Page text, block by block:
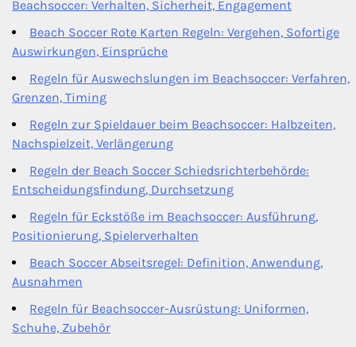
Beachsoccer: Verhalten, Sicherheit, Engagement
Beach Soccer Rote Karten Regeln: Vergehen, Sofortige
Auswirkungen, Einsprüche
Regeln für Auswechslungen im Beachsoccer: Verfahren,
Grenzen, Timing
Regeln zur Spieldauer beim Beachsoccer: Halbzeiten,
Nachspielzeit, Verlängerung
Regeln der Beach Soccer Schiedsrichterbehörde:
Entscheidungsfindung, Durchsetzung
Regeln für Eckstöße im Beachsoccer: Ausführung,
Positionierung, Spielerverhalten
Beach Soccer Abseitsregel: Definition, Anwendung,
Ausnahmen
Regeln für Beachsoccer-Ausrüstung: Uniformen,
Schuhe, Zubehör